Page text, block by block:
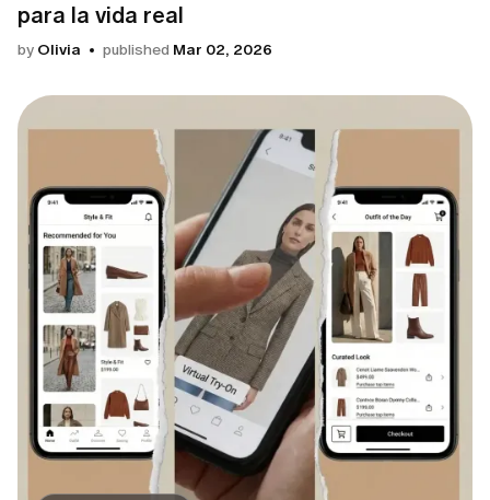
para la vida real
by Olivia published Mar 02, 2026